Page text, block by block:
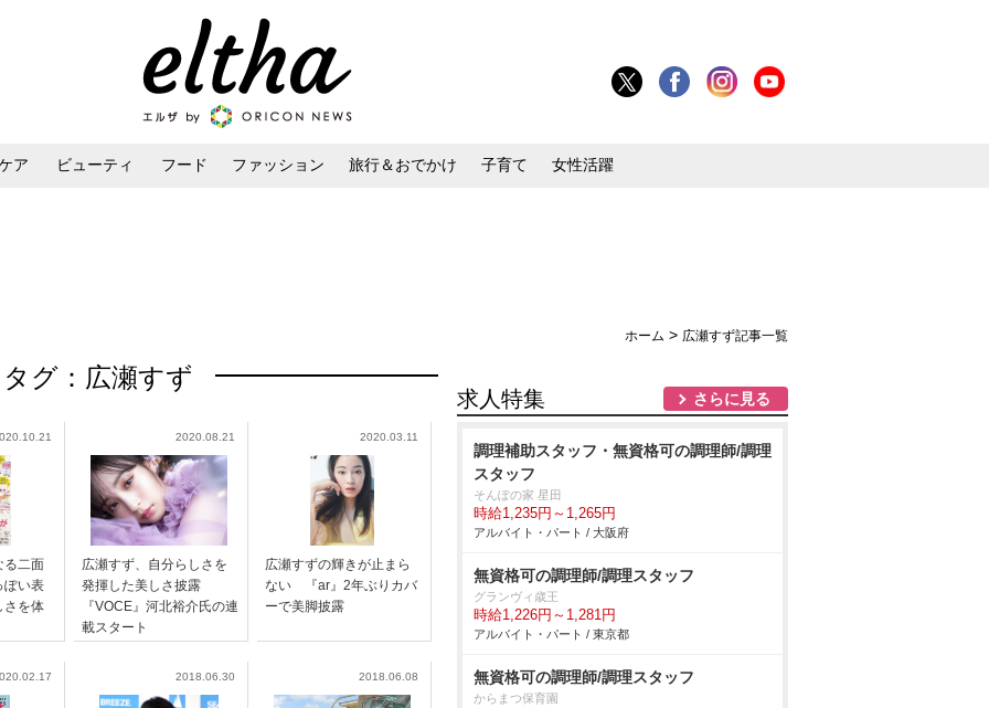
ア ビューティ フード ファッション 旅行＆おでかけ 子育て 女性活躍
ホーム > 広瀬すず記事一覧
タグ：広瀬すず
る二面
い表
さを体
2020.08.21
広瀬すず、自分らしさを
発揮した美しさ披露
『VOCE』河北裕介氏の連
載スタート
2020.03.11
広瀬すずの輝きが止まら
ない 『ar』2年ぶりカバ
ーで美脚披露
2018.06.30 2018.06.08
求人特集 さらに見る
調理補助スタッフ・無資格可の調理師/調理
スタッフ
そんぽの家 星田
時給1,235円～1,265円
アルバイト・パート / 大阪府
無資格可の調理師/調理スタッフ
グランヴィ歳王
時給1,226円～1,281円
アルバイト・パート / 東京都
無資格可の調理師/調理スタッフ
からまつ保育園